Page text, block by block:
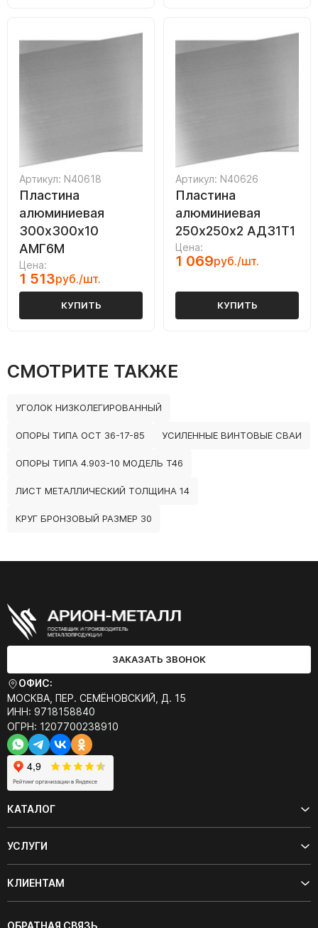
Артикул: N40618
Пластина
алюминиевая
300х300х10
АМГ6М
Цена:
1 513руб./шт.
КУПИТЬ
Артикул: N40626
Пластина
алюминиевая
250х250х2 АД31Т1
Цена:
1 069руб./шт.
КУПИТЬ
СМОТРИТЕ ТАКЖЕ
УГОЛОК НИЗКОЛЕГИРОВАННЫЙ
ОПОРЫ ТИПА ОСТ 36-17-85 УСИЛЕННЫЕ ВИНТОВЫЕ СВАИ
ОПОРЫ ТИПА 4.903-10 МОДЕЛЬ Т46
ЛИСТ МЕТАЛЛИЧЕСКИЙ ТОЛЩИНА 14
КРУГ БРОНЗОВЫЙ РАЗМЕР 30
ЗАКАЗАТЬ ЗВОНОК
ОФИС:
МОСКВА, ПЕР. СЕМЁНОВСКИЙ, Д. 15
ИНН: 9718158840
ОГРН: 1207700238910
КАТАЛОГ
УСЛУГИ
КЛИЕНТАМ